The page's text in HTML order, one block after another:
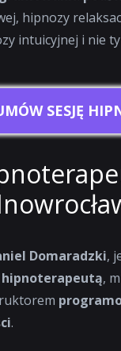
hipnozy
intuicyjnej i nie
SESJĘ
Domaradzki,
hipnoterapeutą,
.